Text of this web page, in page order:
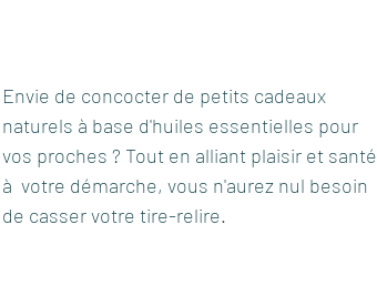
Envie de concocter de petits cadeaux
naturels à base d'huiles essentielles pour
vos proches ? Tout en alliant plaisir et santé
à  votre démarche, vous n'aurez nul besoin
de casser votre tire-relire.